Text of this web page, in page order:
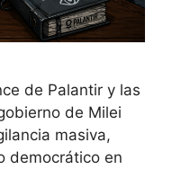
de Palantir y las
de Milei
masiva,
democrático en